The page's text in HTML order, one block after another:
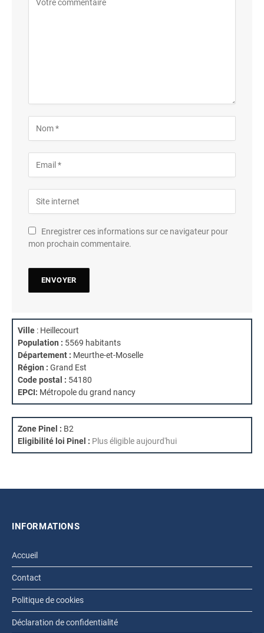
Enregistrer ces informations sur ce navigateur pour
mon prochain commentaire.
Ville : Heillecourt
Population : 5569 habitants
Département : Meurthe-et-Moselle
Région : Grand Est
Code postal : 54180
EPCI: Métropole du grand nancy
Zone Pinel : B2
Eligibilité loi Pinel : Plus éligible aujourd'hui
INFORMATIONS
Accueil
Contact
Politique de cookies
Déclaration de confidentialité